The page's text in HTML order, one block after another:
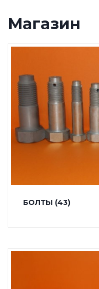
Магазин
БОЛТЫ (43)